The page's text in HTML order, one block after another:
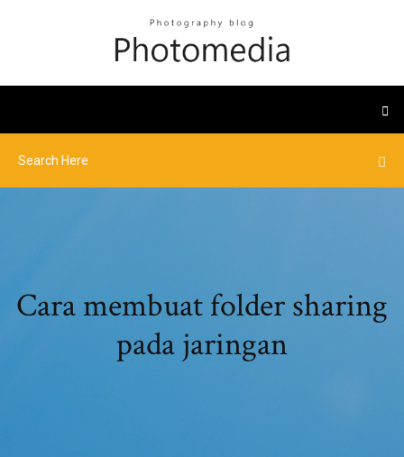
Cara membuat folder sharing
pada jaringan